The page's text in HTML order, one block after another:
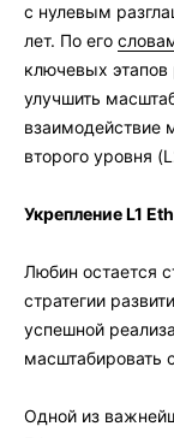
с нулевым
лет. По его
ключевых этапов
улучшить
взаимодействие
второго уровня
Укрепление L1
Любин остается
стратегии
успешной
масштабировать
Одной из